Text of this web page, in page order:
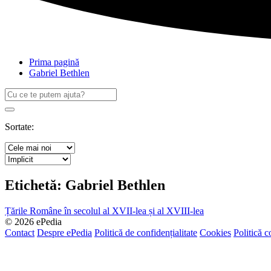
Prima pagină
Gabriel Bethlen
Caută
după:
Search
Sortate:
Etichetă: Gabriel Bethlen
Țările Române în secolul al XVII-lea și al XVIII-lea
© 2026 ePedia
Contact Despre ePedia Politică de confidențialitate Cookies Politică